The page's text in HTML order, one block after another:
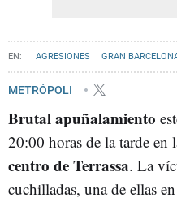
AGRESIONES GRAN
METRÓPOLI
Brutal apuñalamiento
20:00 horas de la tarde en
centro de Terrassa. La
cuchilladas, una de ellas